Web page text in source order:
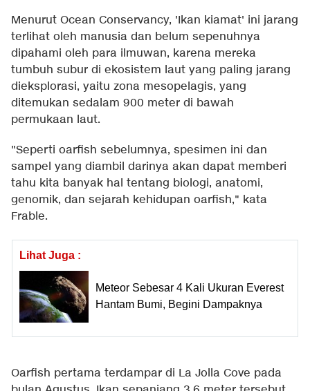
Menurut Ocean Conservancy, 'Ikan kiamat' ini jarang
terlihat oleh manusia dan belum sepenuhnya
dipahami oleh para ilmuwan, karena mereka
tumbuh subur di ekosistem laut yang paling jarang
dieksplorasi, yaitu zona mesopelagis, yang
ditemukan sedalam 900 meter di bawah
permukaan laut.
"Seperti oarfish sebelumnya, spesimen ini dan
sampel yang diambil darinya akan dapat memberi
tahu kita banyak hal tentang biologi, anatomi,
genomik, dan sejarah kehidupan oarfish," kata
Frable.
Lihat Juga :
Meteor Sebesar 4 Kali Ukuran Everest
Hantam Bumi, Begini Dampaknya
Oarfish pertama terdampar di La Jolla Cove pada